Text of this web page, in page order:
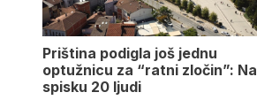
Priština podigla još jednu
optužnicu za “ratni zločin”: Na
spisku 20 ljudi